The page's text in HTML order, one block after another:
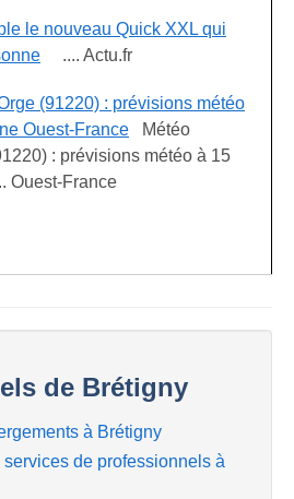
le nouveau Quick XXL qui
.... Actu.fr
(91220) : prévisions météo
Ouest-France Météo
: prévisions météo à 15
Ouest-France
de Brétigny
à Brétigny
de professionnels à